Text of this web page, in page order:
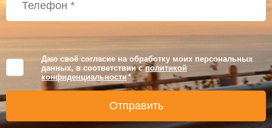
Даю своё согласие на обработку моих персональных
данных, в соответствии сполитикой
конфиденциальности *